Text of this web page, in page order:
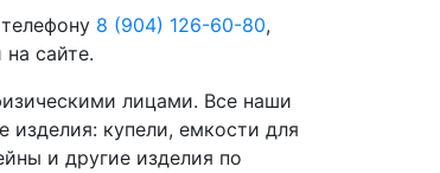
8 (904) 126-60-80,
сайте.
лицами. Все наши
изделия: купели, емкости для
и другие изделия по